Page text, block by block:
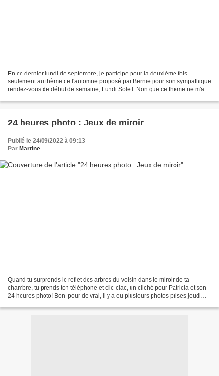
En ce dernier lundi de septembre, je participe pour la deuxième fois
seulement au thème de l'automne proposé par Bernie pour son sympathique
rendez-vous de début de semaine, Lundi Soleil. Non que ce thème ne m'ait
24 heures photo : Jeux de miroir
Publié le 24/09/2022 à 09:13
Par Martine
Quand tu surprends le reflet des arbres du voisin dans le miroir de ta
chambre, tu prends ton téléphone et clic-clac, un cliché pour Patricia et son
24 heures photo! Bon, pour de vrai, il y a eu plusieurs photos prises jeudi